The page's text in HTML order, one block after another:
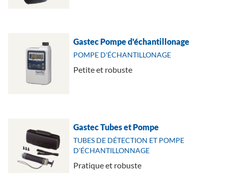
Gastec Pompe d'échantillonage
POMPE D'ÉCHANTILLONAGE
Petite et robuste
Gastec Tubes et Pompe
TUBES DE DÉTECTION ET POMPE
D'ÉCHANTILLONNAGE
Pratique et robuste